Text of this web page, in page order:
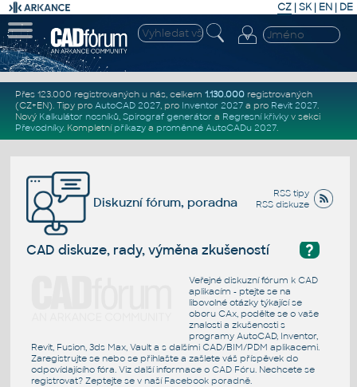
CZ | SK| EN | DE
Přes 123.000 registrovaných u nás, celkem 1.130.000registrovaných
(CZ+EN). Tipy pro AutoCAD 2027, pro Inventor 2027a pro Revit 2027.
Nový Kalkulátor nosníků, Spirograf generátor a Regresní křivkyv sekci
Převodníky. Kompletní příkazya proměnné AutoCADu 2027.
RSS tipy
RSS diskuze
Diskuzní fórum, poradna
?
CAD diskuze, rady, výměna zkušeností
Veřejné diskuzní fórum k CAD
aplikacím - ptejte se na
libovolné otázky týkající se
oboru CAx, podělte se o vaše
znalosti a zkušenosti s
programy AutoCAD, Inventor,
Revit, Fusion, 3ds Max, Vault a s dalšími CAD/BIM/PDM aplikacemi.
Zaregistrujte se nebo se přihlašte a zašlete váš příspěvek do
odpovídajícího fóra. Viz další informace o CAD Fóru. Nechcete se
registrovat? Zeptejte se v naší Facebook poradně.